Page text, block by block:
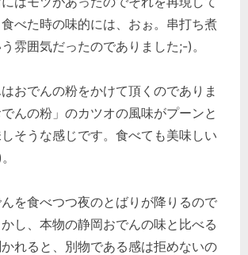
べた時の味的には、おぉ。串打ち煮
雰囲気だったのでありました;-)。
おでんの粉をかけて頂くのでありま
んの粉」のカツオの風味がプーンと
そうな感じです。食べても美味しい
を食べつつ夜のとばりが降りるので
し、本物の静岡おでんの味と比べる
れると、別物である感は拒めないの